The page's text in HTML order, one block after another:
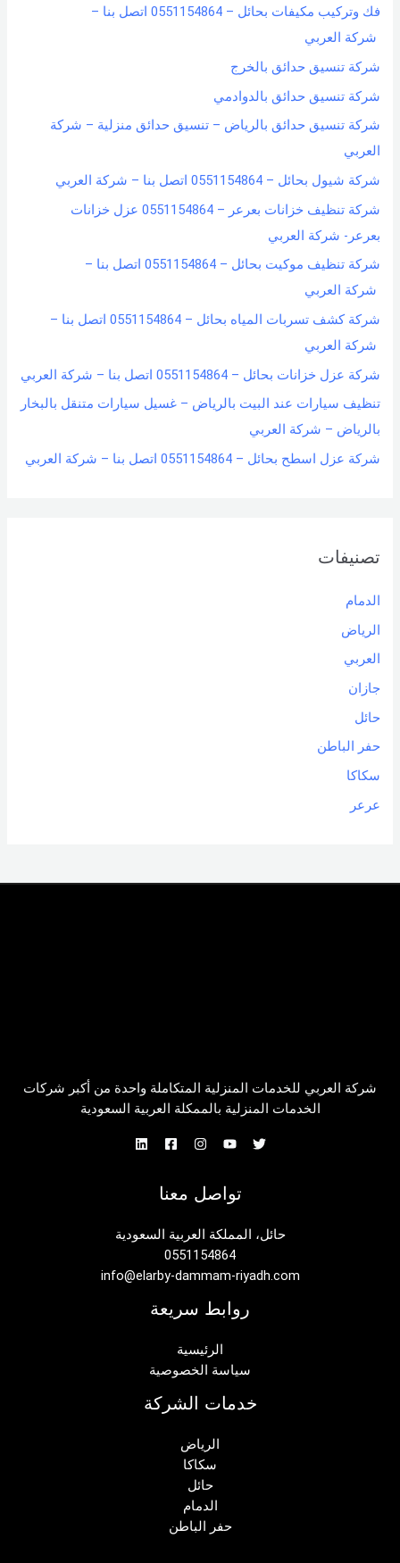
فك وتركيب مكيفات بحائل – 0551154864 اتصل بنا –
شركة العربي
شركة تنسيق حدائق بالخرج
شركة تنسيق حدائق بالدوادمي
شركة تنسيق حدائق بالرياض – تنسيق حدائق منزلية – شركة
العربي
شركة شيول بحائل – 0551154864 اتصل بنا – شركة العربي
شركة تنظيف خزانات بعرعر – 0551154864 عزل خزانات
بعرعر- شركة العربي
شركة تنظيف موكيت بحائل – 0551154864 اتصل بنا –
شركة العربي
شركة كشف تسربات المياه بحائل – 0551154864 اتصل بنا –
شركة العربي
شركة عزل خزانات بحائل – 0551154864 اتصل بنا – شركة العربي
تنظيف سيارات عند البيت بالرياض – غسيل سيارات متنقل بالبخار
بالرياض – شركة العربي
شركة عزل اسطح بحائل – 0551154864 اتصل بنا – شركة العربي
تصنيفات
الدمام
الرياض
العربي
جازان
حائل
حفر الباطن
سكاكا
عرعر
شركة العربي للخدمات المنزلية المتكاملة واحدة من أكبر شركات
الخدمات المنزلية بالممكلة العربية السعودية
تواصل معنا
حائل، المملكة العربية السعودية
0551154864
info@elarby-dammam-riyadh.com
روابط سريعة
الرئيسية
سياسة الخصوصية
خدمات الشركة
الرياض
سكاكا
حائل
الدمام
حفر الباطن